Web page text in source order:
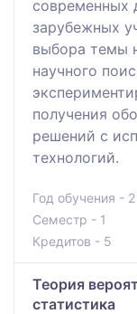
современных
зарубежных
выбора темы
научного
получения
решений с
технологий.
Год обучения - 2
Семестр - 1
Кредитов - 5
Теория
статистика